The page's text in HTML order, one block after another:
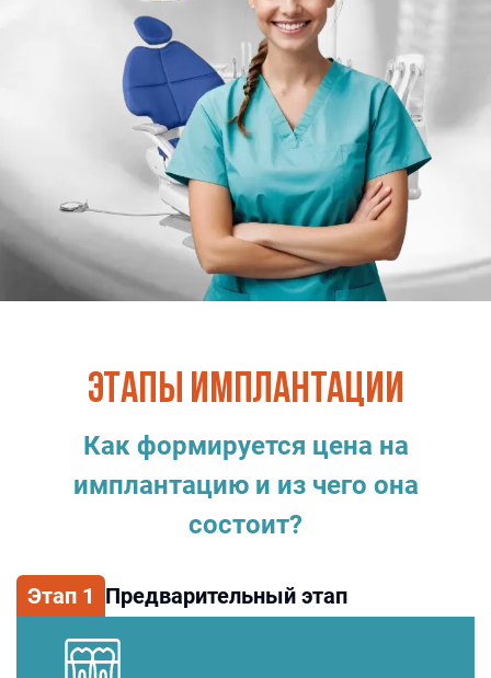
ЭТАПЫ ИМПЛАНТАЦИИ
Как формируется цена на
имплантацию и из чего она
состоит?
Этап 1 Предварительный этап